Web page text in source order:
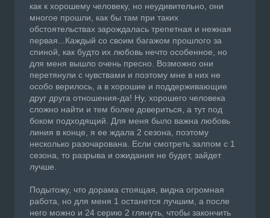
как к хорошему человеку, но неудивительно, они
многое прошли, как бы там при таких
обстоятельствах зарождалась трепетная и нежная
первая...Каждый со своим багажом прошлого за
спиной, как будто их любовь нечто особенное, но
для меня вышло очень пресно. Возможно они
перетянули с чувствами и поэтому мне в них не
особо верилось, а в хорошие и поддерживающие
друг друга отношения-да! Ну, хорошего человека
сложно найти и тем более довериться, а тут под
боком подходящий. Для меня было важна любовь
линия в конце, я ее ждала 2 сезона, поэтому
несколько разочарована. Если смотреть залпом с 1
сезона, то разрыва и ожидания не будет, зайдет
лучше.
Подытожу, что дорама стоящая, видна огромная
работа, но для меня 1 останется лучшим, а после
него можно и 24 серию 2 глянуть, чтобы закончить